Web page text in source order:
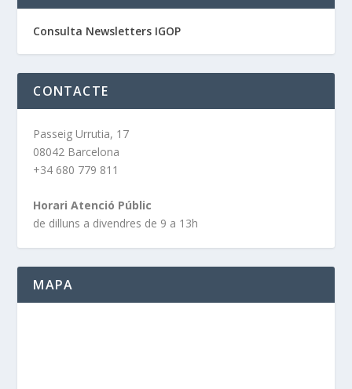
Consulta Newsletters IGOP
CONTACTE
Passeig Urrutia, 17
08042 Barcelona
+34 680 779 811
Horari Atenció Públic
de dilluns a divendres de 9 a 13h
MAPA